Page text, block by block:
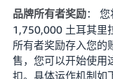
品牌所有者奖励： 您
1,750,000 土耳其里
所有者奖励存入您的
售，您可以开始使用
扣。具体运作机制如